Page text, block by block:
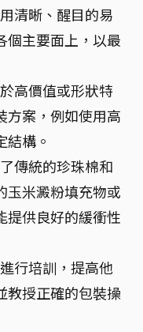
清晰、醒目的易
個主要面上，以最
高價值或形狀特
方案，例如使用高
構。
傳統的珍珠棉和
玉米澱粉填充物或
提供良好的緩衝性
行培訓，提高他
教授正確的包裝操